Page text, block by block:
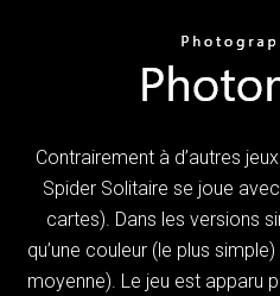
Contrairement à d’autres
Spider Solitaire se joue
cartes). Dans les versions
qu’une couleur (le plus
moyenne). Le jeu est apparu